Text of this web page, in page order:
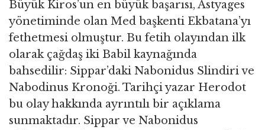
Büyük Kiros’un en büyük başarısı, Astyages
yönetiminde olan Med başkenti Ekbatana’yı
fethetmesi olmuştur. Bu fetih olayından ilk
olarak çağdaş iki Babil kaynağında
bahsedilir: Sippar’daki Nabonidus Slindiri ve
Nabodinus Kronoği. Tarihçi yazar Herodot
bu olay hakkında ayrıntılı bir açıklama
sunmaktadır. Sippar ve Nabonidus